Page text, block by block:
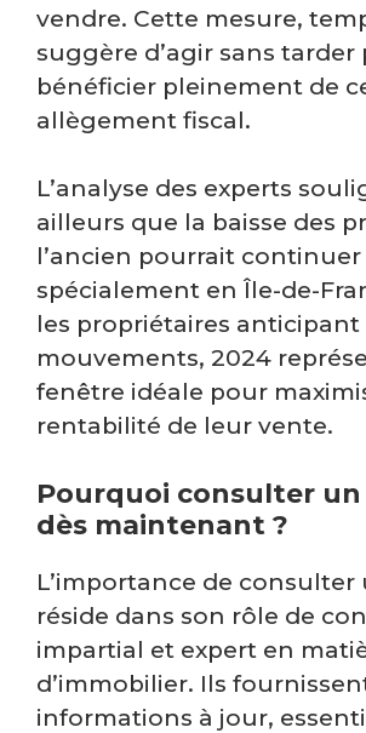
vendre. Cette mesure,
suggère d’agir sans tarder
bénéficier pleinement de
allègement fiscal.
L’analyse des experts
ailleurs que la baisse des
l’ancien pourrait continuer
spécialement en Île-de-
les propriétaires anticipant
mouvements, 2024
fenêtre idéale pour
rentabilité de leur vente.
Pourquoi consulter
dès maintenant ?
L’importance de
réside dans son rôle de
impartial et expert en
d’immobilier. Ils
informations à jour,